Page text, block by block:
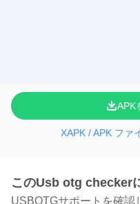
APK
XAPK / APK ファ
このUsb otg checker
USBOTGサポートを確認